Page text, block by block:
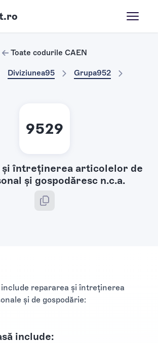
Toate codurile CAEN
Diviziunea95 Grupa952
9529
și întreținerea articolelor de
şi gospodăresc n.c.a.
repararea și întreținerea
și de gospodărie:
include: